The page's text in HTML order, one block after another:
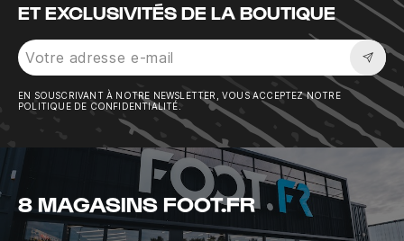
ET EXCLUSIVITÉS DE LA BOUTIQUE
EN SOUSCRIVANT À NOTRE NEWSLETTER, VOUS ACCEPTEZ NOTRE
POLITIQUE DE CONFIDENTIALITÉ.
8 MAGASINS FOOT.FR